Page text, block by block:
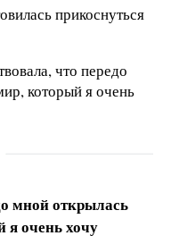
прикоснуться
что передо
который я очень
мной открылась
я очень хочу